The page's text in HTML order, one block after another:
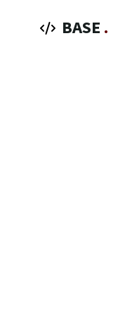
BASE .